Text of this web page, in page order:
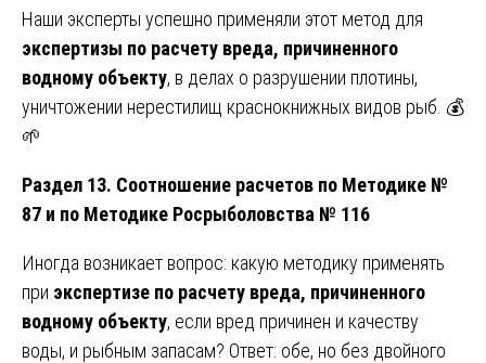
Наши эксперты успешно применяли этот метод для
экспертизы по расчету вреда, причиненного
водному объекту, в делах о разрушении плотины,
уничтожении нерестилищ краснокнижных видов рыб. 💰
🌱
Раздел 13. Соотношение расчетов по Методике №
87 и по Методике Росрыболовства № 116
Иногда возникает вопрос: какую методику применять
при экспертизе по расчету вреда, причиненного
водному объекту, если вред причинен и качеству
воды, и рыбным запасам? Ответ: обе, но без двойного